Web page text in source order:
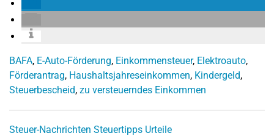
BAFA, E-Auto-Förderung, Einkommensteuer, Elektroauto,
Förderantrag, Haushaltsjahreseinkommen, Kindergeld,
Steuerbescheid, zu versteuerndes Einkommen
Steuer-Nachrichten Steuertipps Urteile